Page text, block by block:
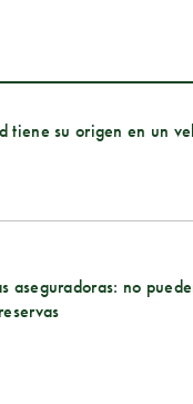
su origen en un
aseguradoras: no